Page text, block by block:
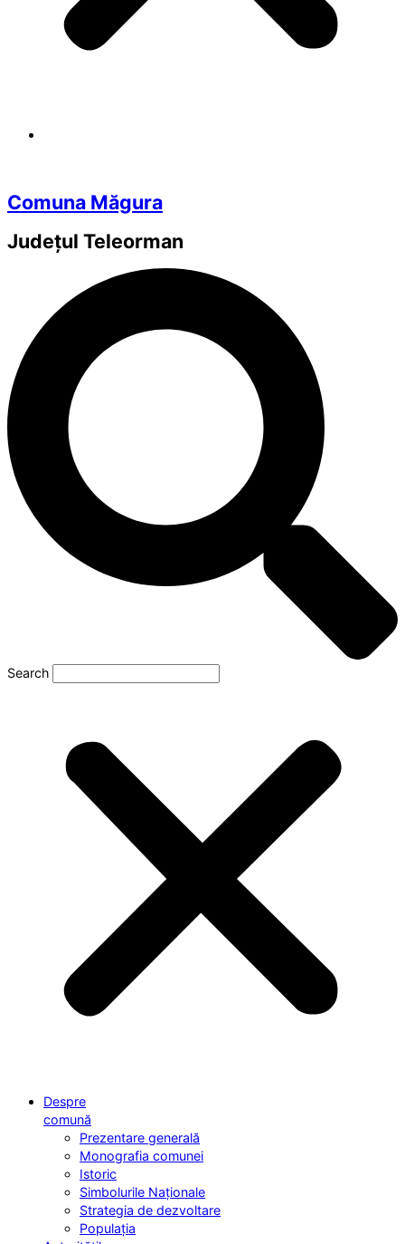
Comuna Măgura
Județul Teleorman
Search
Despre
comună
Prezentare generală
Monografia comunei
Istoric
Simbolurile Naționale
Strategia de dezvoltare
Populația